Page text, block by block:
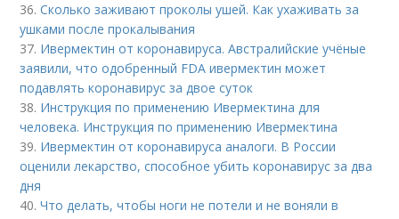
36.Сколько заживают проколы ушей. Как ухаживать за
ушками после прокалывания
37. Ивермектин от коронавируса. Австралийские учёные
заявили, что одобренный FDA ивермектин может
подавлять коронавирус за двое суток
38. Инструкция по применению Ивермектина для
человека. Инструкция по применению Ивермектина
39. Ивермектин от коронавируса аналоги. В России
оценили лекарство, способное убить коронавирус за два
дня
40.Что делать, чтобы ноги не потели и не воняли в